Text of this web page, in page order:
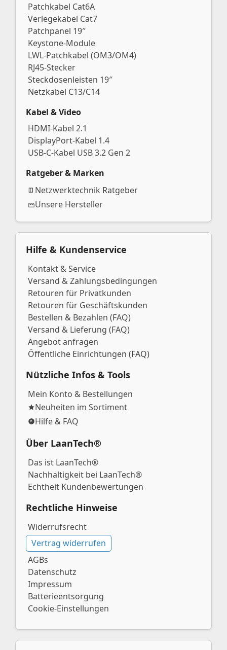
Patchkabel Cat6A
Verlegekabel Cat7
Patchpanel 19″
Keystone-Module
LWL-Patchkabel (OM3/OM4)
RJ45-Stecker
Steckdosenleisten 19″
Netzkabel C13/C14
Kabel & Video
HDMI-Kabel 2.1
DisplayPort-Kabel 1.4
USB-C-Kabel USB 3.2 Gen 2
Ratgeber & Marken
Netzwerktechnik Ratgeber
Unsere Hersteller
Hilfe & Kundenservice
Kontakt & Service
Versand & Zahlungsbedingungen
Retouren für Privatkunden
Retouren für Geschäftskunden
Bestellen & Bezahlen (FAQ)
Versand & Lieferung (FAQ)
Angebot anfragen
Öffentliche Einrichtungen (FAQ)
Nützliche Infos & Tools
Mein Konto & Bestellungen
Neuheiten im Sortiment
Hilfe & FAQ
Über LaanTech®
Das ist LaanTech®
Nachhaltigkeit bei LaanTech®
Echtheit Kundenbewertungen
Rechtliche Hinweise
Widerrufsrecht
Vertrag widerrufen
AGBs
Datenschutz
Impressum
Batterieentsorgung
Cookie-Einstellungen